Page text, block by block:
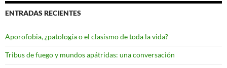
ENTRADAS RECIENTES
Aporofobia, ¿patología o el clasismo de toda la vida?
Tribus de fuego y mundos apátridas: una conversación